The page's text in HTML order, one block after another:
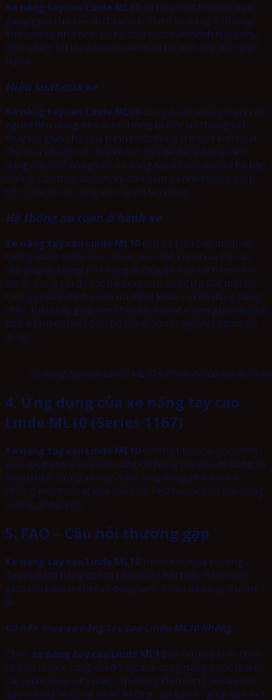
Xe nâng tay cao Linde ML10 sở hữu một thiết kế gọn
gàng giúp cho việc di chuyển trở nên dễ dàng ở những
kho xưởng nhỏ hẹp. Đồng thời cách vận hành cũng như
điều khiển tối ưu dựa vào các thao tác kéo đẩy đơn giản.
Ngoài
Hiệu suất của xe
Xe nâng tay cao Linde ML10 còn gây ấn tượng mạnh với
người tiêu dùng nhờ được trang bị một hệ thống kích
thủy lực giúp cho quá trình hoạt động trở nên linh hoạt.
Chính vì vậy việc di chuyển trở nên dễ dàng bằng cách
dùng chân để nâng bàn và dùng tay để vặn van xả hạ bàn
xuống. Các thao tác cực kỳ đơn giản và nhẹ nhàng giúp
tiết kiệm tối đa công sức người lao động.
Hệ thống an toàn ở bánh xe
Xe nâng tay cao Linde ML10 còn sở hữu cho mình hệ
thống bánh xe lõi theo được bọc một lớp nhựa PU cao
cấp giúp gia tăng khả năng di chuyển một cách trơn tru,
êm ái. Cùng với đó các bánh xe còn được lắp đặt một hệ
thống phanh định vị với ưu điểm khóa mở dễ dàng bằng
chân. Điều này giúp cho thao tác trở nên đơn giản và đảm
bảo an toàn tuyệt đối cho hàng hóa cùng như người sử
dụng.
Xe nâng tay cao Linde ML10 sở hữu nhiều ưu điểm
4. Ứng dụng của xe nâng tay cao
Linde ML10 (Series 1167)
Xe nâng tay cao Linde ML10với thiết kế nhỏ gọn, đơn
giản giúp cho quá trình nâng đỡ hàng trở nên dễ dàng và
thuận tiện. Dòng xe này được ứng dụng phổ biến ở
những môi trường làm việc nhỏ hẹp tại các kho bãi, công
xưởng, xí nghiệp,…
5. FAQ – Câu hỏi thường gặp
Xe nâng tay cao Linde ML10 trước khi mua thường
được khách hàng đặt ra nhiều câu hỏi thắc mắc nhằm
giúp tìm hiểu chi tiết về dòng xe trở nên dễ dàng. Cụ thể
là:
Có nên mua xe nâng tay cao Linde ML10 không
Chiếcxe nâng tay cao Linde ML10 sở hữu độ chắc chắn
và bền bỉ cao, cùng với đó là các khung nâng được làm từ
các phần thép cuộn cao cấp. Đồng thời dòng xe này còn
được trang bị động cơ AC không cần bảo trì giúp bạn tiết